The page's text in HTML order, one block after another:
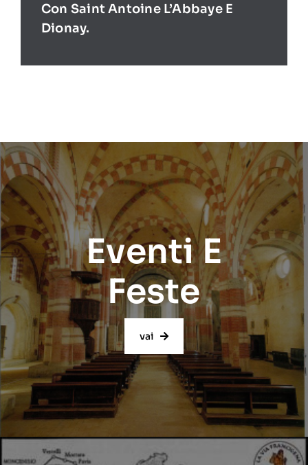
Con Saint Antoine L’Abbaye E
Dionay.
Eventi E
Feste
vai